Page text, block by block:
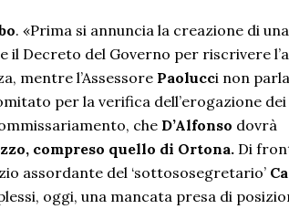
. «Prima si annuncia la creazione di
il Decreto del Governo per riscrivere
mentre l’Assessore Paolucci non
per la verifica dell’erogazione dei
che D’Alfonso dovrà
compreso quello di Ortona. Di
assordante del ‘sottososegretario’
oggi, una mancata presa di